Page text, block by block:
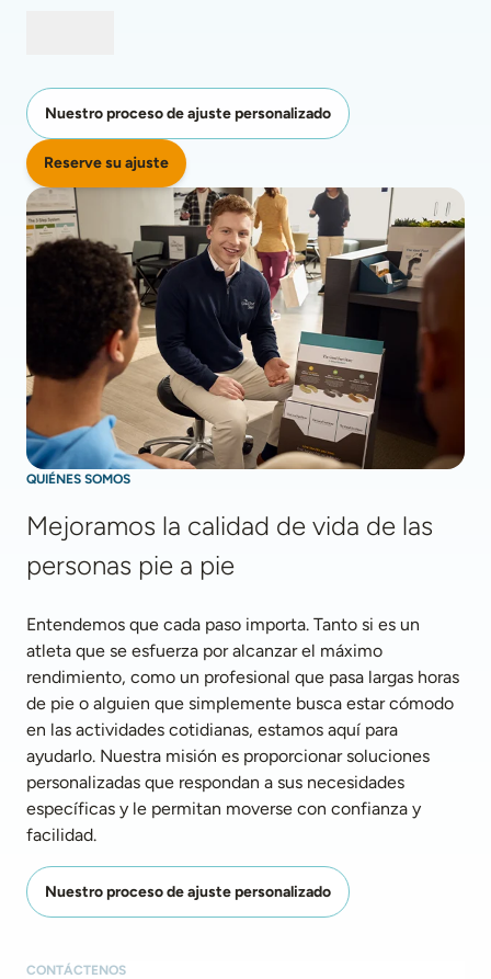
Nuestro proceso de ajuste personalizado
Reserve su ajuste
QUIÉNES SOMOS
Mejoramos la calidad de vida de las
personas pie a pie
Entendemos que cada paso importa. Tanto si es un
atleta que se esfuerza por alcanzar el máximo
rendimiento, como un profesional que pasa largas horas
de pie o alguien que simplemente busca estar cómodo
en las actividades cotidianas, estamos aquí para
ayudarlo. Nuestra misión es proporcionar soluciones
personalizadas que respondan a sus necesidades
específicas y le permitan moverse con confianza y
facilidad.
Nuestro proceso de ajuste personalizado
CONTÁCTENOS